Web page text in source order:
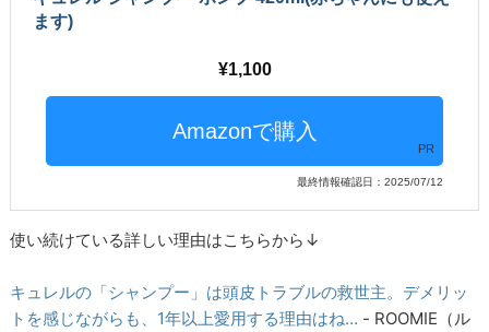
ます)
1,100
PR
最終情報確認日：2025/07/12
使い続けている詳しい理由はこちらから↓
キュレルの「シャンプー」は頭皮トラブルの救世主。デメリッ
トを感じながらも、1年以上愛用する理由はね… - ROOMIE（ル